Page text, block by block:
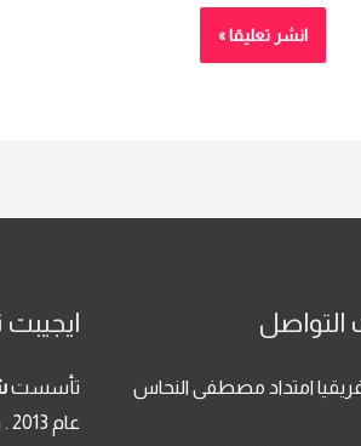
افريقيا امتداد مصطفى النحاس
ايجيبت
تأسست